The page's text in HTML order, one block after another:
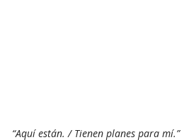
“Aquí están. / Tienen planes para mí.”